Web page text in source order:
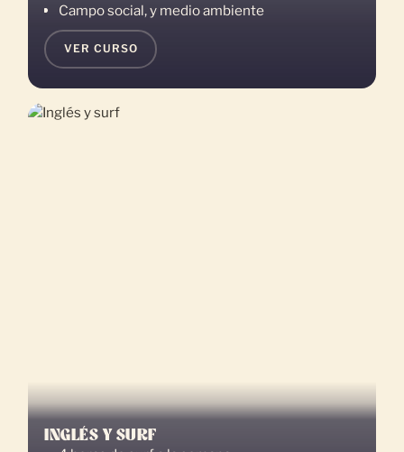
Campo social, y medio ambiente
VER CURSO
INGLÉS Y SURF